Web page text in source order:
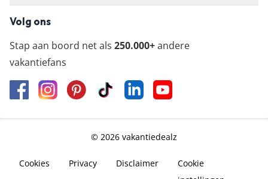
Volg ons
Stap aan boord net als 250.000+andere
vakantiefans
© 2026 vakantiedealz
Cookies Privacy Disclaimer
Cookie